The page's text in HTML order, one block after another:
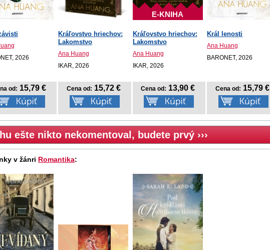
2026
od: 15,79 €
Kráľovstvo hriechov:
Lakomstvo
Ana Huang
IKAR, 2026
Cena od: 15,72 €
E-KNIHA
Kráľovstvo hriechov:
Lakomstvo
Ana Huang
IKAR, 2026
Cena od: 13,90 €
Král lenosti
Ana Huang
BARONET, 2026
Cena od: 15,79 €
ešte nikto nekomentoval, budete prvý ›››
v žánri Romantika: